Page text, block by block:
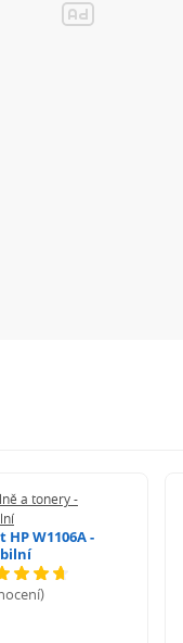
a tonery -
W1106A -